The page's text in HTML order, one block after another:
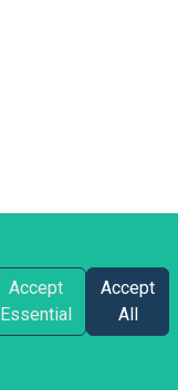
Accept
Essential
Accept
All